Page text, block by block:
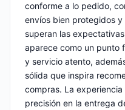
conforme a lo pedido,
envíos bien protegidos
superan las
aparece como un punto
y servicio atento,
sólida que inspira
compras. La
precisión en la entrega